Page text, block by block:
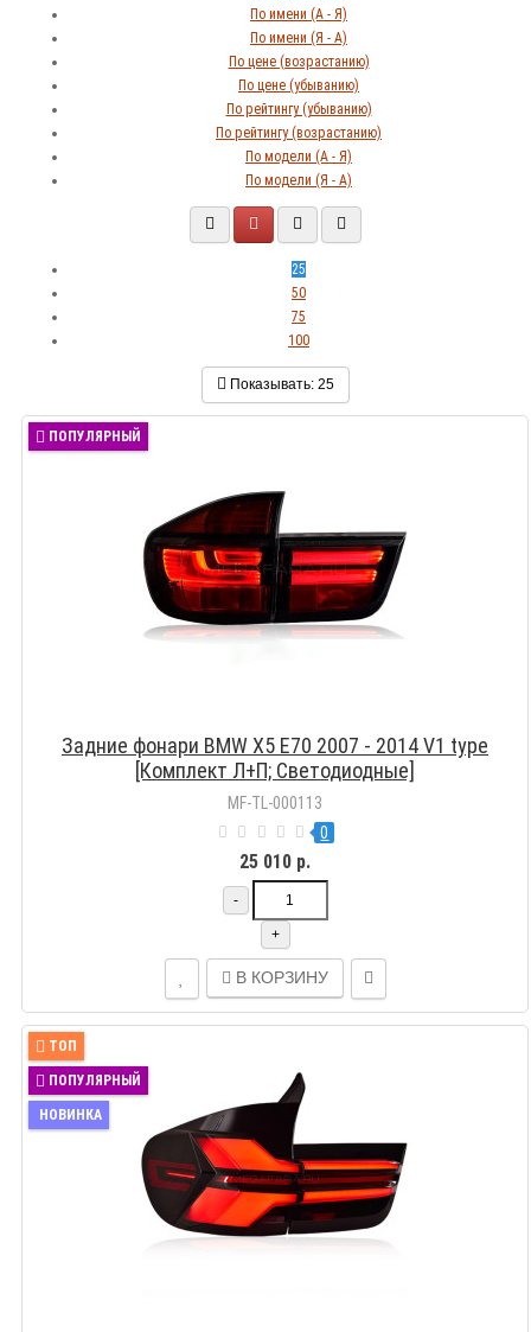
По имени (A - Я)
По имени (Я - A)
По цене (возрастанию)
По цене (убыванию)
По рейтингу (убыванию)
По рейтингу (возрастанию)
По модели (A - Я)
По модели (Я - A)
25
50
75
100
Показывать: 25
ПОПУЛЯРНЫЙ
Задние фонари BMW X5 Е70 2007 - 2014 V1 type
[Комплект Л+П; Светодиодные]
MF-TL-000113
0
25 010 р.
-
+
В КОРЗИНУ
ТОП
ПОПУЛЯРНЫЙ
НОВИНКА